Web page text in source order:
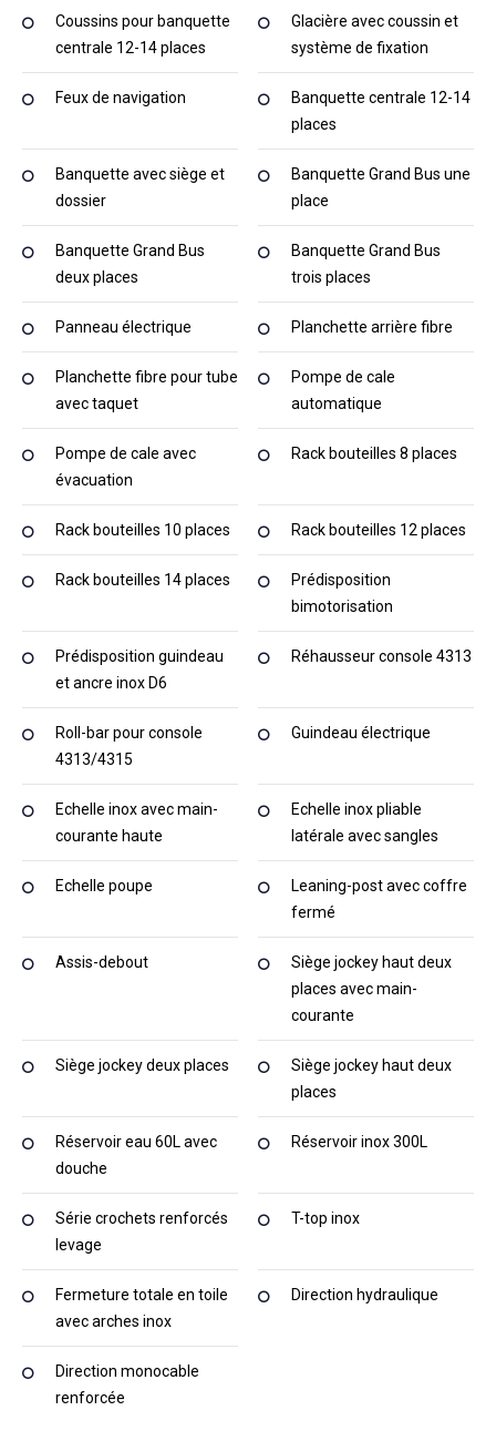
Coussins pour banquette
centrale 12-14 places
Glacière avec coussin et
système de fixation
Feux de navigation
Banquette centrale 12-14
places
Banquette avec siège et
dossier
Banquette Grand Bus une
place
Banquette Grand Bus
deux places
Banquette Grand Bus
trois places
Panneau électrique Planchette arrière fibre
Planchette fibre pour tube
avec taquet
Pompe de cale
automatique
Pompe de cale avec
évacuation
Rack bouteilles 8 places
Rack bouteilles 10 places Rack bouteilles 12 places
Rack bouteilles 14 places
Prédisposition
bimotorisation
Prédisposition guindeau
et ancre inox D6
Réhausseur console 4313
Roll-bar pour console
4313/4315
Guindeau électrique
Echelle inox avec main-
courante haute
Echelle inox pliable
latérale avec sangles
Echelle poupe
Leaning-post avec coffre
fermé
Assis-debout
Siège jockey haut deux
places avec main-
courante
Siège jockey deux places
Siège jockey haut deux
places
Réservoir eau 60L avec
douche
Réservoir inox 300L
Série crochets renforcés
levage
T-top inox
Fermeture totale en toile
avec arches inox
Direction hydraulique
Direction monocable
renforcée